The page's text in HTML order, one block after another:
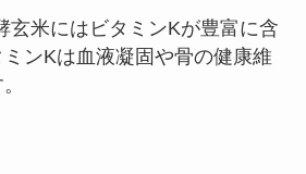
玄米にはビタミンKが豊富に含
ミンKは血液凝固や骨の健康維